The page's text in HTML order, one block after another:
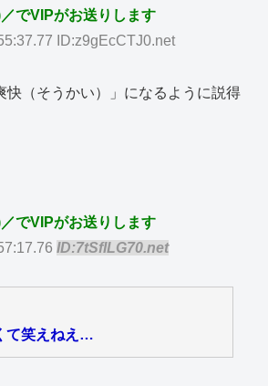
でVIPがお送りします
ID:z9gEcCTJ0.net
快（そうかい）」になるように説得
でVIPがお送りします
ID:7tSfILG70.net
て笑えねえ…